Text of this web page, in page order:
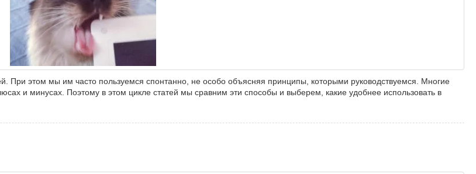
При этом мы им часто пользуемся спонтанно, не особо объясняя принципы, которыми руководствуемся. Многие
и минусах. Поэтому в этом цикле статей мы сравним эти способы и выберем, какие удобнее использовать в